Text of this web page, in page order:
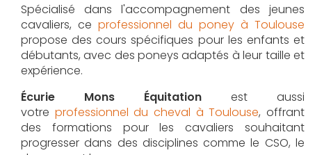
Spécialisé dans l'accompagnement des jeunes
cavaliers, ce professionnel du poney à Toulouse
propose des cours spécifiques pour les enfants et
débutants, avec des poneys adaptés à leur taille et
expérience.
Écurie Mons Équitation est aussi
votre professionnel du cheval à Toulouse, offrant
des formations pour les cavaliers souhaitant
progresser dans des disciplines comme le CSO, le